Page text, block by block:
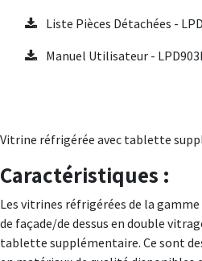
Liste Pièces Détachées -
Manuel Utilisateur -
Vitrine réfrigérée avec tablette
Caractéristiques :
Les vitrines réfrigérées de la
de façade/de dessus en double
tablette supplémentaire. Ce sont